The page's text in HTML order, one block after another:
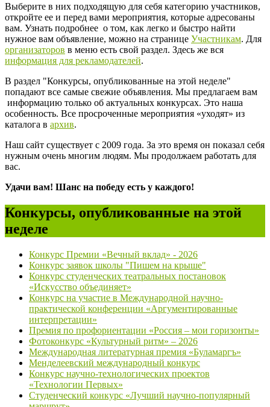
Выберите в них подходящую для себя категорию участников,
откройте ее и перед вами мероприятия, которые адресованы
вам. Узнать подробнее о том, как легко и быстро найти
нужное вам объявление, можно на странице Участникам. Для
организаторов в меню есть свой раздел. Здесь же вся
информация для рекламодателей.
В раздел "Конкурсы, опубликованные на этой неделе"
попадают все самые свежие объявления. Мы предлагаем вам
информацию только об актуальных конкурсах. Это наша
особенность. Все просроченные мероприятия «уходят» из
каталога в архив.
Наш сайт существует с 2009 года. За это время он показал себя
нужным очень многим людям. Мы продолжаем работать для
вас.
Удачи вам! Шанс на победу есть у каждого!
Конкурсы, опубликованные на этой
неделе
Конкурс Премии «Вечный вклад» - 2026
Конкурс заявок школы "Пишем на крыше"
Конкурс студенческих театральных постановок
«Искусство объединяет»
Конкурс на участие в Международной научно-
практической конференции «Аргументированные
интерпретации»
Премия по профориентации «Россия – мои горизонты»
Фотоконкурс «Культурный ритм» – 2026
Международная литературная премия «Буламаргъ»
Менделеевский международный конкурс
Конкурс научно-технологических проектов
«Технологии Первых»
Студенческий конкурс «Лучший научно-популярный